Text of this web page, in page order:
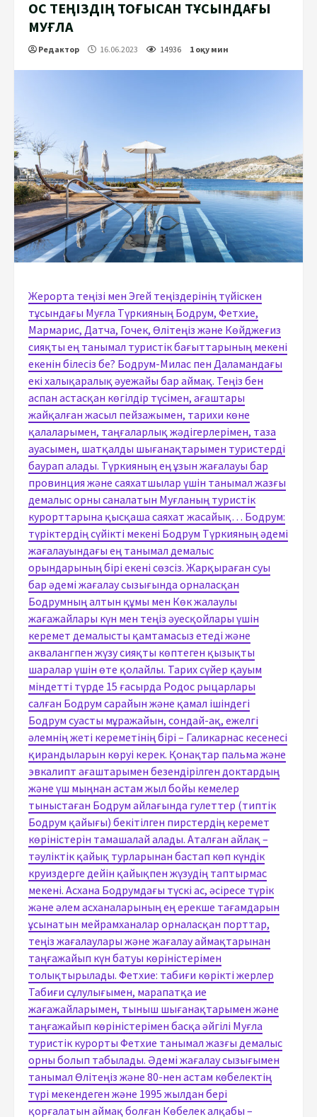
ҚОС ТЕҢІЗДІҢ ТОҒЫСҚАН ТҰСЫНДАҒЫ
МУҒЛА
Редактор 16.06.2023 14936 1 оқу мин
Жерорта теңізі мен Эгей теңіздерінің түйіскен
тұсындағы Муғла Түркияның Бодрум, Фетхие,
Мармарис, Датча, Гочек, Өлітеңіз және Көйджеғиз
сияқты ең танымал туристік бағыттарының мекені
екенін білесіз бе? Бодрум-Милас пен Даламандағы
екі халықаралық әуежайы бар аймақ. Теңіз бен
аспан астасқан көгілдір түсімен, ағаштары
жайқалған жасыл пейзажымен, тарихи көне
қалаларымен, таңғаларлық жәдігерлерімен, таза
ауасымен, шатқалды шығанақтарымен туристерді
баурап алады. Түркияның ең ұзын жағалауы бар
провинция және саяхатшылар үшін танымал жазғы
демалыс орны саналатын Муғланың туристік
курорттарына қысқаша саяхат жасайық… Бодрум:
түріктердің сүйікті мекені Бодрум Түркияның әдемі
жағалауындағы ең танымал демалыс
орындарының бірі екені сөзсіз. Жарқыраған суы
бар әдемі жағалау сызығында орналасқан
Бодрумның алтын құмы мен Көк жалаулы
жағажайлары күн мен теңіз әуесқойлары үшін
керемет демалысты қамтамасыз етеді және
аквалангпен жүзу сияқты көптеген қызықты
шаралар үшін өте қолайлы. Тарих сүйер қауым
міндетті түрде 15 ғасырда Родос рыцарлары
салған Бодрум сарайын және қамал ішіндегі
Бодрум суасты мұражайын, сондай-ақ, ежелгі
әлемнің жеті кереметінің бірі – Галикарнас кесенесі
қирандыларын көруі керек. Қонақтар пальма және
эвкалипт ағаштарымен безендірілген доктардың
және үш мыңнан астам жыл бойы кемелер
тыныстаған Бодрум айлағында гулеттер (типтік
Бодрум қайығы) бекітілген пирстердің керемет
көріністерін тамашалай алады. Аталған айлақ –
тәуліктік қайық турларынан бастап көп күндік
круиздерге дейін қайықпен жүзудің таптырмас
мекені. Асхана Бодрумдағы түскі ас, әсіресе түрік
және әлем асханаларының ең ерекше тағамдарын
ұсынатын мейрамханалар орналасқан порттар,
теңіз жағалаулары және жағалау аймақтарынан
таңғажайып күн батуы көріністерімен
толықтырылады. Фетхие: табиғи көрікті жерлер
Табиғи сұлулығымен, марапатқа ие
жағажайларымен, тыныш шығанақтарымен және
таңғажайып көріністерімен басқа әйгілі Муғла
туристік курорты Фетхие танымал жазғы демалыс
орны болып табылады. Әдемі жағалау сызығымен
танымал Өлітеңіз және 80-нен астам көбелектің
түрі мекендеген және 1995 жылдан бері
қорғалатын аймақ болған Көбелек алқабы –